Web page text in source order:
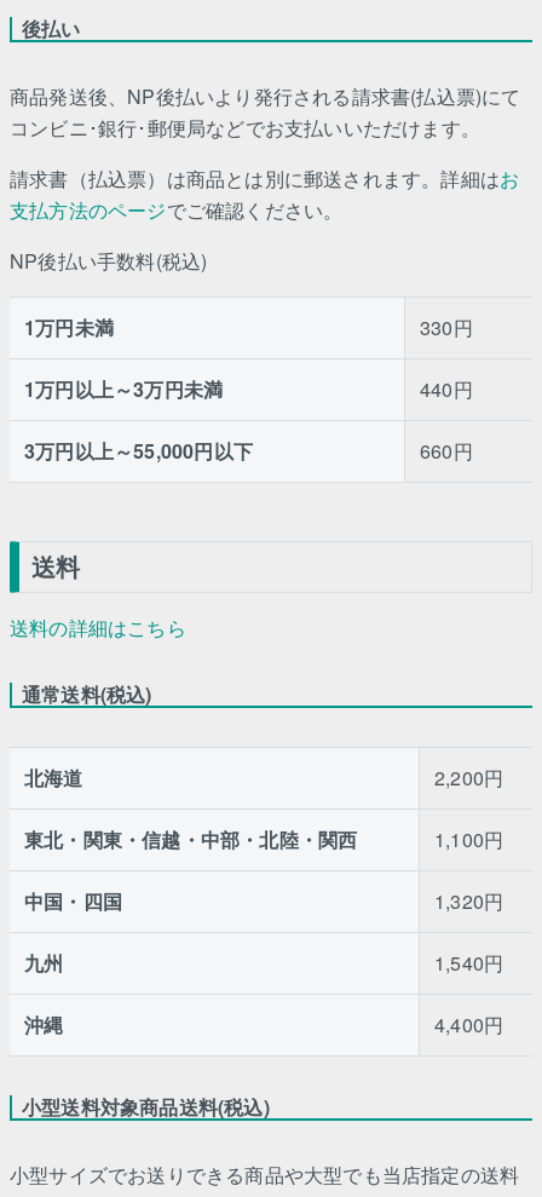
後払い
商品発送後、NP後払いより発行される請求書(払込票)にて
コンビニ･銀行･郵便局などでお支払いいただけます。
請求書（払込票）は商品とは別に郵送されます。詳細はお
支払方法のページでご確認ください。
NP後払い手数料(税込)
1万円未満 330円
1万円以上～3万円未満 440円
3万円以上～55,000円以下 660円
送料
送料の詳細はこちら
通常送料(税込)
北海道 2,200円
東北・関東・信越・中部・北陸・関西 1,100円
中国・四国 1,320円
九州 1,540円
沖縄 4,400円
小型送料対象商品送料(税込)
小型サイズでお送りできる商品や大型でも当店指定の送料